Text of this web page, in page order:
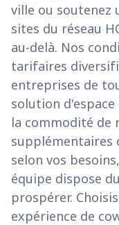
ville ou soutenez
sites du réseau
au-delà. Nos
tarifaires
entreprises de
solution
la commodité de
supplémentaires
selon vos
équipe dispose
prospérer.
expérience de